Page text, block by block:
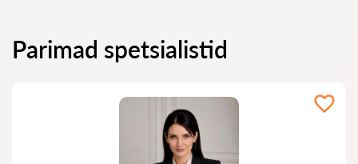
Parimad spetsialistid